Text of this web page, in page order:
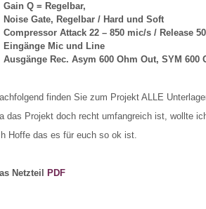
Gain Q = Regelbar,
Noise Gate, Regelbar / Hard und Soft
Compressor Attack 22 – 850 mic/s / Release
Eingänge Mic und Line
Ausgänge Rec. Asym 600 Ohm Out, SYM 600
finden Sie zum Projekt ALLE
das Projekt doch recht umfangreich ist, wollte
Hoffe das es für euch so ok ist.
Netzteil PDF